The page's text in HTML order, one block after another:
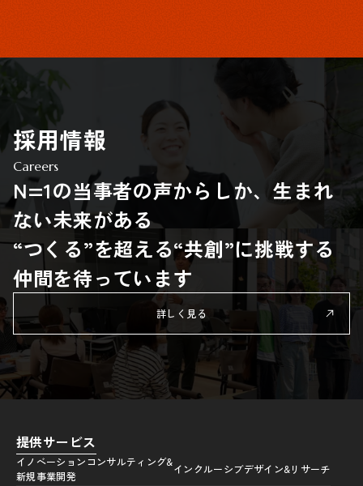
採用情報
Careers
N=1の当事者の声からしか、生まれ
ない未来がある
“つくる”を超える“共創”に挑戦する
仲間を待っています
詳しく見る
提供サービス
イノベーションコンサルティング&
新規事業開発
インクルーシブデザイン&リサーチ